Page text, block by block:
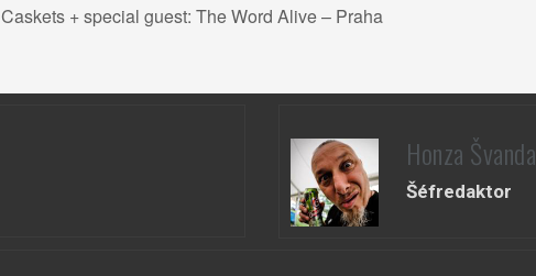
Caskets + special guest: The Word Alive – Praha
Honza Švanda
Šéfredaktor